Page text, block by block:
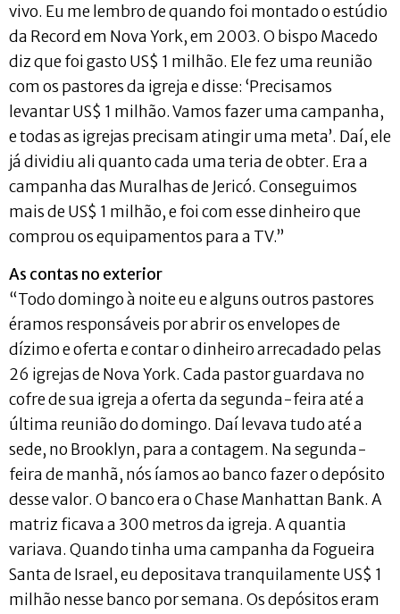
vivo. Eu me lembro de quando foi montado o estúdio
da Record em Nova York, em 2003. O bispo Macedo
diz que foi gasto US$ 1 milhão. Ele fez uma reunião
com os pastores da igreja e disse: ‘Precisamos
levantar US$ 1 milhão. Vamos fazer uma campanha,
e todas as igrejas precisam atingir uma meta’. Daí, ele
já dividiu ali quanto cada uma teria de obter. Era a
campanha das Muralhas de Jericó. Conseguimos
mais de US$ 1 milhão, e foi com esse dinheiro que
comprou os equipamentos para a TV.”
As contas no exterior
“Todo domingo à noite eu e alguns outros pastores
éramos responsáveis por abrir os envelopes de
dízimo e oferta e contar o dinheiro arrecadado pelas
26 igrejas de Nova York. Cada pastor guardava no
cofre de sua igreja a oferta da segunda-feira até a
última reunião do domingo. Daí levava tudo até a
sede, no Brooklyn, para a contagem. Na segunda-
feira de manhã, nós íamos ao banco fazer o depósito
desse valor. O banco era o Chase Manhattan Bank. A
matriz ficava a 300 metros da igreja. A quantia
variava. Quando tinha uma campanha da Fogueira
Santa de Israel, eu depositava tranquilamente US$ 1
milhão nesse banco por semana. Os depósitos eram